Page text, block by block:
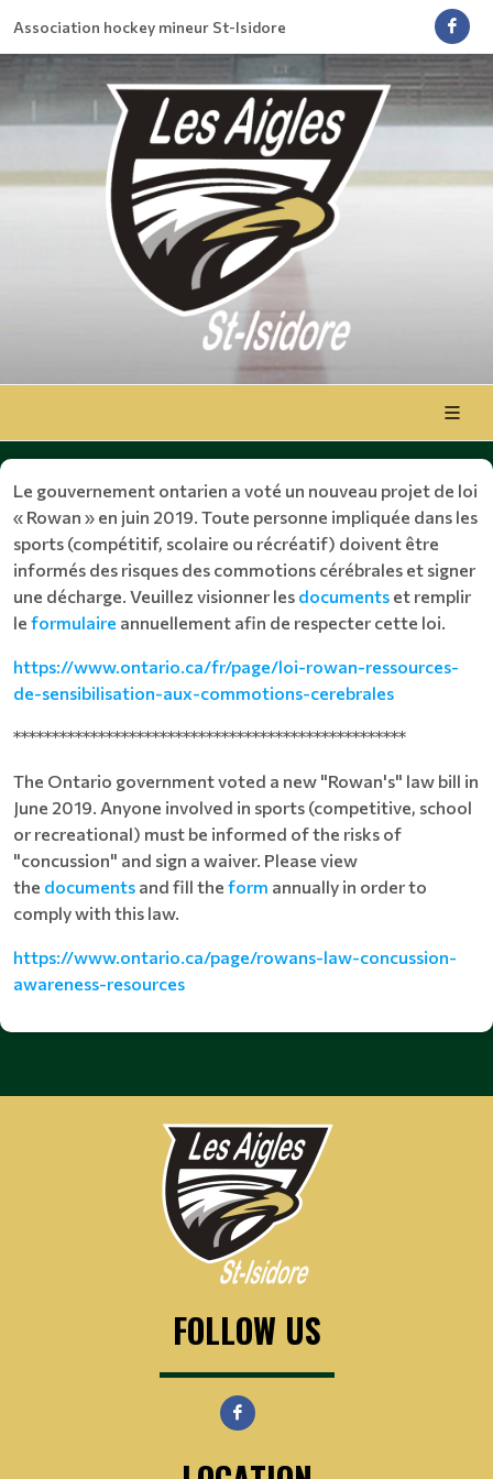
Association hockey mineur St-Isidore
Le gouvernement ontarien a voté un nouveau projet de loi
« Rowan » en juin 2019. Toute personne impliquée dans les
sports (compétitif, scolaire ou récréatif) doivent être
informés des risques des commotions cérébrales et signer
une décharge. Veuillez visionner les documents et remplir
le formulaire annuellement afin de respecter cette loi.
https://www.ontario.ca/fr/page/loi-rowan-ressources-
de-sensibilisation-aux-commotions-cerebrales
***************************************************
The Ontario government voted a new "Rowan's" law bill in
June 2019. Anyone involved in sports (competitive, school
or recreational) must be informed of the risks of
"concussion" and sign a waiver. Please view
the documents and fill the form annually in order to
comply with this law.
https://www.ontario.ca/page/rowans-law-concussion-
awareness-resources
FOLLOW US